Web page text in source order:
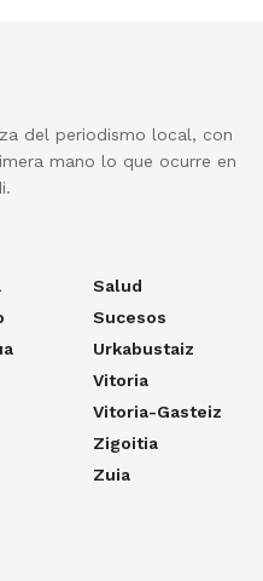
del periodismo local, con
mano lo que ocurre en
Salud
Sucesos
Urkabustaiz
Vitoria
Vitoria-Gasteiz
Zigoitia
Zuia